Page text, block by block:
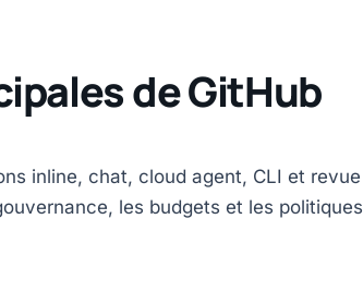
de GitHub
inline, chat, cloud agent, CLI et revue
les budgets et les politiques